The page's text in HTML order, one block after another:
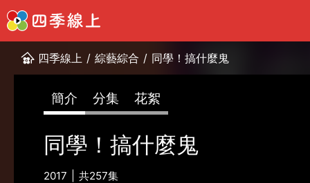
四季線上 / 綜藝綜合 / 同學！搞什麼鬼
簡介 分集 花絮
同學！搞什麼鬼
2017
共257集